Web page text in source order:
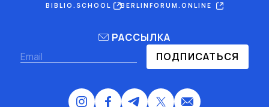
BIBLIO.SCHOOL
BERLINFORUM.ONLINE
РАССЫЛКА
ПОДПИСАТЬСЯ